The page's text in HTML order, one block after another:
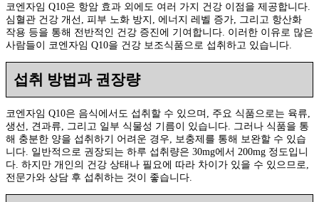
코엔자임 Q10은 항암 효과 외에도 여러 가지 건강 이점을 제공합니다.
심혈관 건강 개선, 피부 노화 방지, 에너지 레벨 증가, 그리고 항산화
작용 등을 통해 전반적인 건강 증진에 기여합니다. 이러한 이유로 많은
사람들이 코엔자임 Q10을 건강 보조식품으로 섭취하고 있습니다.
섭취 방법과 권장량
코엔자임 Q10은 음식에서도 섭취할 수 있으며, 주요 식품으로는 육류,
생선, 견과류, 그리고 일부 식물성 기름이 있습니다. 그러나 식품을 통
해 충분한 양을 섭취하기 어려운 경우, 보충제를 통해 보완할 수 있습
니다. 일반적으로 권장되는 하루 섭취량은 30mg에서 200mg 정도입니
다. 하지만 개인의 건강 상태나 필요에 따라 차이가 있을 수 있으므로,
전문가와 상담 후 섭취하는 것이 좋습니다.